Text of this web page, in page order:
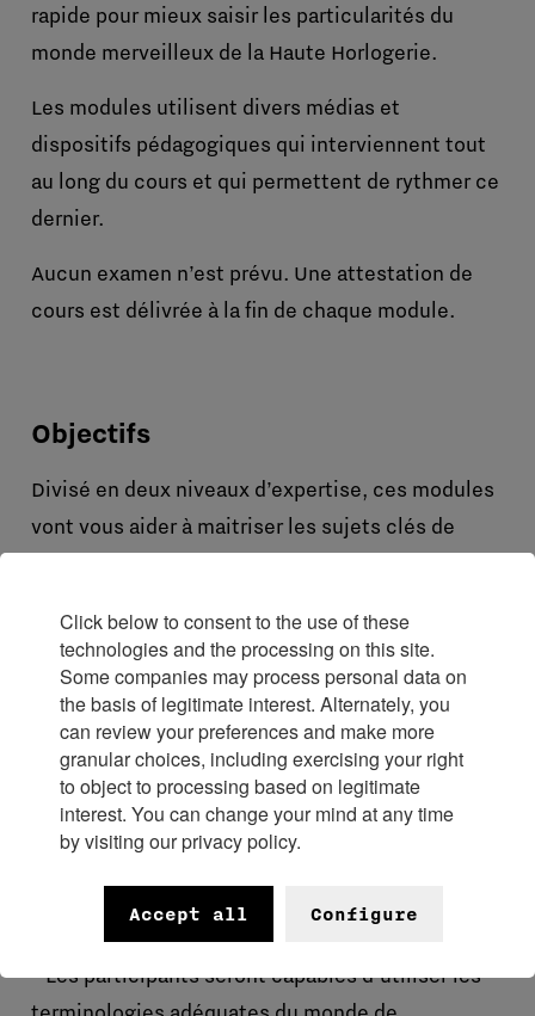
rapide pour mieux saisir les particularités du
monde merveilleux de la Haute Horlogerie.
Les modules utilisent divers médias et
dispositifs pédagogiques qui interviennent tout
au long du cours et qui permettent de rythmer ce
dernier.
Aucun examen n’est prévu. Une attestation de
cours est délivrée à la fin de chaque module.
Objectifs
Divisé en deux niveaux d’expertise, ces modules
vont vous aider à maitriser les sujets clés de
vous aideront à améliorer vos connaissances et
compréhension du savoir-faire et des pièces
intemporelles qui animent cette fascinante
industrie.
Les objectifs du module sont les suivants :
Les participants seront capables de décrire le
Les participants seront capables d’utiliser les
Click below to consent to the use of these
technologies and the processing on this site.
Some companies may process personal data on
the basis of legitimate interest. Alternately, you
can review your preferences and make more
granular choices, including exercising your right
to object to processing based on legitimate
interest. You can change your mind at any time
by visiting our privacy policy.
Accept all Configure